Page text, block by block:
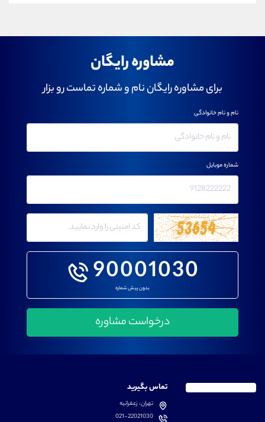
مشاوره رایگان
برای مشاوره رایگان نام و شماره تماست رو بزار
90001030
بدون پیش شماره
نام و نام خانوادگی
شماره موبایل
تماس بگیرید
تهران، زعفرانیه
021-22021030